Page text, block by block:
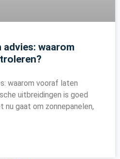
waarom
waarom vooraf laten
uitbreidingen is goed
nu gaat om zonnepanelen,